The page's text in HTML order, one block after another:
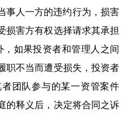
事人一方的违约行为，损害
损害方有权选择请求其承担
如果投资者和管理人之间
职不当而遭受损失，投资者
团队参与的某一资管案件
的释义后，决定将合同之诉